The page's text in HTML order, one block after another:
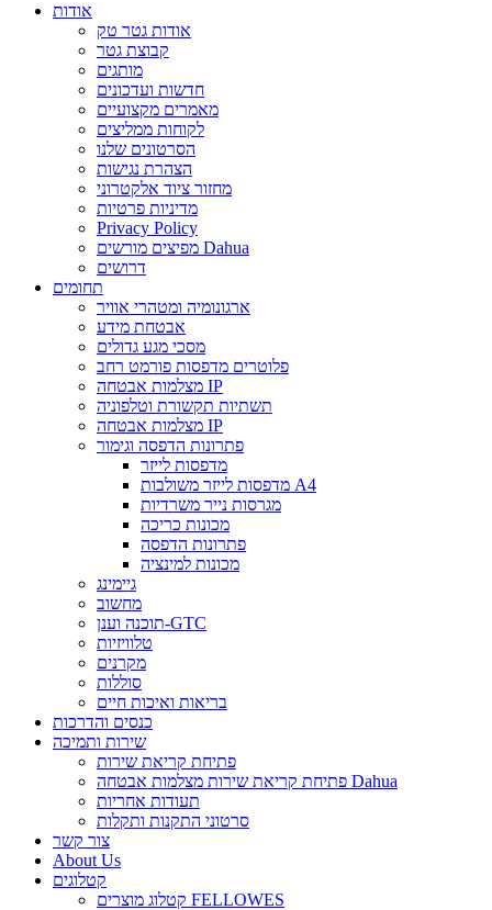
אודות
אודות גטר טק
קבוצת גטר
מותגים
חדשות ועדכונים
מאמרים מקצועיים
לקוחות ממליצים
הסרטונים שלנו
הצהרת נגישות
מחזור ציוד אלקטרוני
מדיניות פרטיות
Privacy Policy
מפיצים מורשים Dahua
דרושים
תחומים
ארגונומיה ומטהרי אוויר
אבטחת מידע
מסכי מגע גדולים
פלוטרים מדפסות פורמט רחב
מצלמות אבטחה IP
תשתיות תקשורת וטלפוניה
מצלמות אבטחה IP
פתרונות הדפסה וגימור
מדפסות לייזר
מדפסות לייזר משולבות A4
מגרסות נייר משרדיות
מכונות כריכה
פתרונות הדפסה
מכונות למינציה
גיימינג
מחשוב
תוכנה וענן-GTC
טלוויזיות
מקרנים
סוללות
בריאות ואיכות חיים
כנסים והדרכות
שירות ותמיכה
פתיחת קריאת שירות
פתיחת קריאת שירות מצלמות אבטחה Dahua
תעודות אחריות
סרטוני התקנות ותקלות
צור קשר
About Us
קטלוגים
קטלוג מוצרים FELLOWES